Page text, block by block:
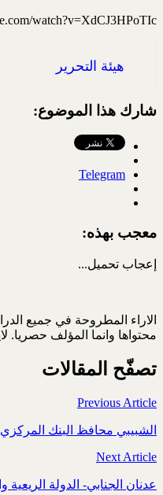
watch?v=XdCJ3HPoTIc
هيئة التحرير
شارك هذا الموضوع:
Telegram
معجب بهذه:
إعجاب تحميل...
الاراء المطروحة في جميع
محتواها وانما المؤلف
تصفّح المقالات
Previous Article
الشبيبي محافظ البنك
Next Article
عدنان الجنابي- الدولة الريعية